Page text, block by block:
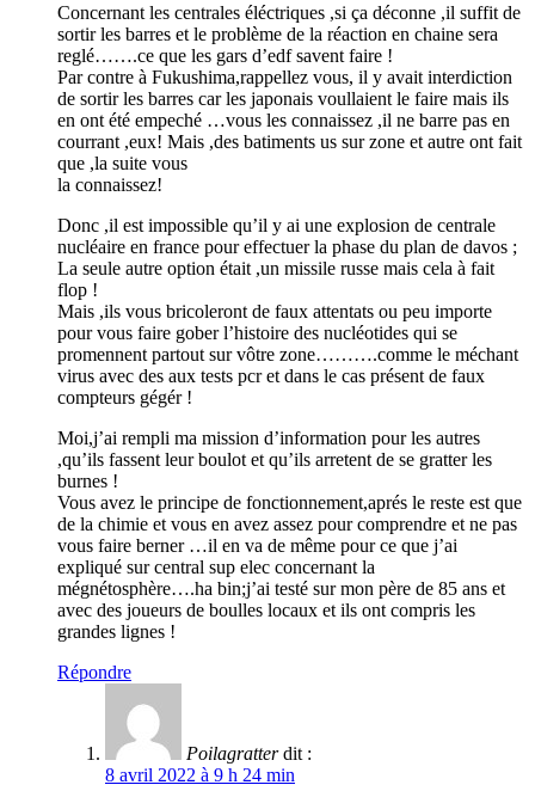
Concernant les centrales éléctriques ,si ça déconne ,il suffit de
sortir les barres et le problème de la réaction en chaine sera
reglé…….ce que les gars d’edf savent faire !
Par contre à Fukushima,rappellez vous, il y avait interdiction
de sortir les barres car les japonais voullaient le faire mais ils
en ont été empeché …vous les connaissez ,il ne barre pas en
courrant ,eux! Mais ,des batiments us sur zone et autre ont fait
que ,la suite vous
la connaissez!
Donc ,il est impossible qu’il y ai une explosion de centrale
nucléaire en france pour effectuer la phase du plan de davos ;
La seule autre option était ,un missile russe mais cela à fait
flop !
Mais ,ils vous bricoleront de faux attentats ou peu importe
pour vous faire gober l’histoire des nucléotides qui se
promennent partout sur vôtre zone……….comme le méchant
virus avec des aux tests pcr et dans le cas présent de faux
compteurs gégér !
Moi,j’ai rempli ma mission d’information pour les autres
,qu’ils fassent leur boulot et qu’ils arretent de se gratter les
burnes !
Vous avez le principe de fonctionnement,aprés le reste est que
de la chimie et vous en avez assez pour comprendre et ne pas
vous faire berner …il en va de même pour ce que j’ai
expliqué sur central sup elec concernant la
mégnétosphère….ha bin;j’ai testé sur mon père de 85 ans et
avec des joueurs de boulles locaux et ils ont compris les
grandes lignes !
Répondre
Poilagratter dit :
8 avril 2022 à 9 h 24 min